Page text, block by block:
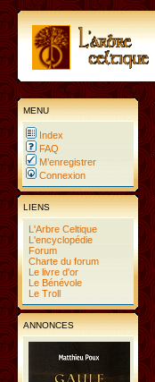
MENU
Index
FAQ
M’enregistrer
Connexion
LIENS
L'Arbre Celtique
L'encyclopédie
Forum
Charte du forum
Le livre d'or
Le Bénévole
Le Troll
ANNONCES